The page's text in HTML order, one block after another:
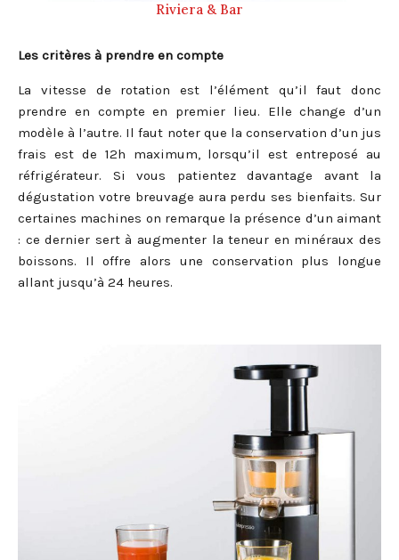
Riviera & Bar
Les critères à prendre en compte
La vitesse de rotation est l’élément qu’il faut donc
prendre en compte en premier lieu. Elle change d’un
modèle à l’autre. Il faut noter que la conservation d’un jus
frais est de 12h maximum, lorsqu’il est entreposé au
réfrigérateur. Si vous patientez davantage avant la
dégustation votre breuvage aura perdu ses bienfaits. Sur
certaines machines on remarque la présence d’un aimant
: ce dernier sert à augmenter la teneur en minéraux des
boissons. Il offre alors une conservation plus longue
allant jusqu’à 24 heures.